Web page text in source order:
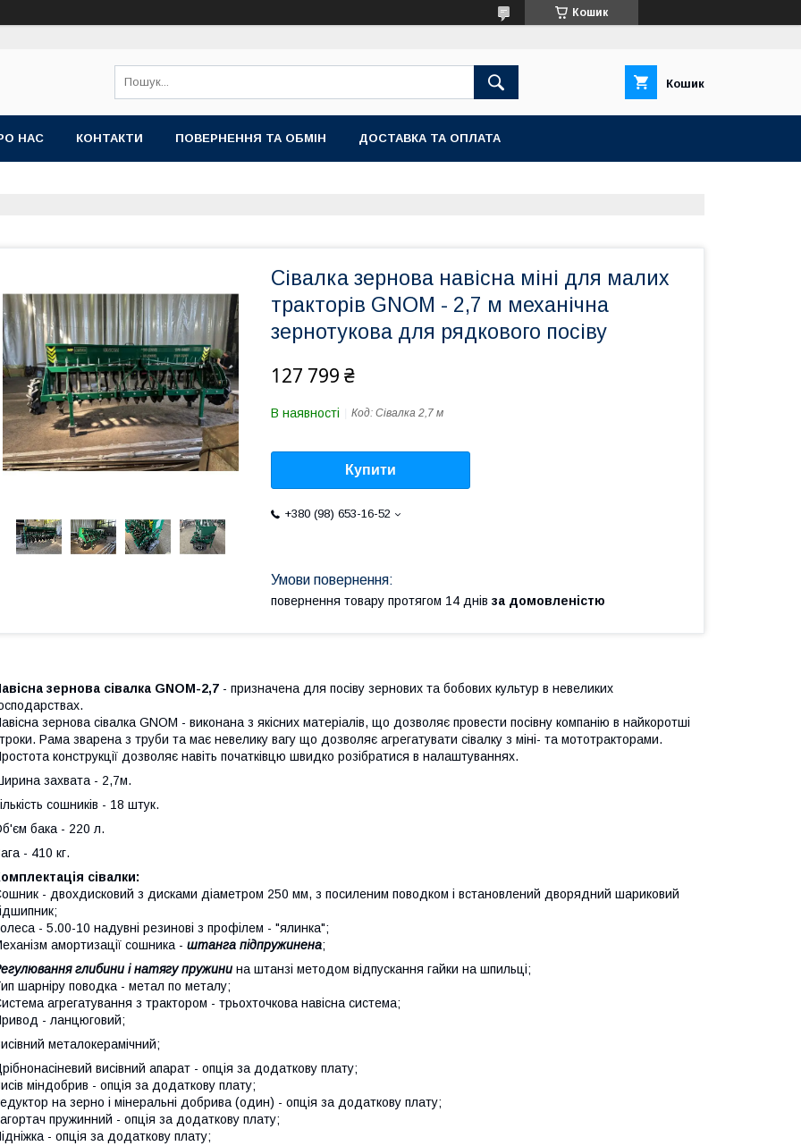
Кошик
Кошик
НАС КОНТАКТИ ПОВЕРНЕННЯ ТА ОБМІН ДОСТАВКА ТА ОПЛАТА
Сівалка зернова навісна міні для малих
тракторів GNOM - 2,7 м механічна
зернотукова для рядкового посіву
127 799 ₴
В наявності Код: Сівалка 2,7 м
Купити
+380 (98) 653-16-52
повернення товару протягом 14 днів за домовленістю
зернова сівалка GNOM-2,7 - призначена для посіву зернових та бобових культур в невеликих
зернова сівалка GNOM - виконана з якісних матеріалів, що дозволяє провести посівну компанію в найкоротші
Рама зварена з труби та має невелику вагу що дозволяє агрегатувати сівалку з міні- та мототракторами.
конструкції дозволяє навіть початківцю швидко розібратися в налаштуваннях.
захвата - 2,7м.
сошників - 18 штук.
бака - 220 л.
- 410 кг.
сівалки:
- двохдисковий з дисками діаметром 250 мм, з посиленим поводком і встановлений дворядний шариковий
- 5.00-10 надувні резинові з профілем - "ялинка";
амортизації сошника - штанга підпружинена;
глибини і натягу пружини на штанзі методом відпускання гайки на шпильці;
шарніру поводка - метал по металу;
агрегатування з трактором - трьохточкова навісна система;
- ланцюговий;
металокерамічний;
висівний апарат - опція за додаткову плату;
міндобрив - опція за додаткову плату;
на зерно і мінеральні добрива (один) - опція за додаткову плату;
пружинний - опція за додаткову плату;
- опція за додаткову плату;